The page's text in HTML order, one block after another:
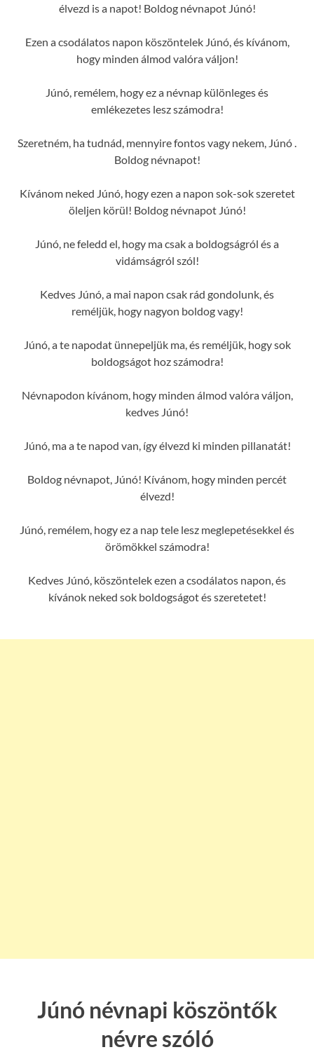
élvezd is a napot! Boldog névnapot Júnó!
Ezen a csodálatos napon köszöntelek Júnó, és kívánom,
hogy minden álmod valóra váljon!
Júnó, remélem, hogy ez a névnap különleges és
emlékezetes lesz számodra!
Szeretném, ha tudnád, mennyire fontos vagy nekem, Júnó .
Boldog névnapot!
Kívánom neked Júnó, hogy ezen a napon sok-sok szeretet
öleljen körül! Boldog névnapot Júnó!
Júnó, ne feledd el, hogy ma csak a boldogságról és a
vidámságról szól!
Kedves Júnó, a mai napon csak rád gondolunk, és
reméljük, hogy nagyon boldog vagy!
Júnó, a te napodat ünnepeljük ma, és reméljük, hogy sok
boldogságot hoz számodra!
Névnapodon kívánom, hogy minden álmod valóra váljon,
kedves Júnó!
Júnó, ma a te napod van, így élvezd ki minden pillanatát!
Boldog névnapot, Júnó! Kívánom, hogy minden percét
élvezd!
Júnó, remélem, hogy ez a nap tele lesz meglepetésekkel és
örömökkel számodra!
Kedves Júnó, köszöntelek ezen a csodálatos napon, és
kívánok neked sok boldogságot és szeretetet!
Júnó névnapi köszöntők
névre szóló